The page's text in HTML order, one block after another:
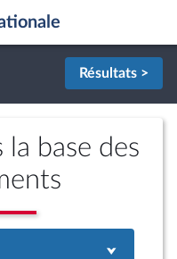
Résultats >
la base des